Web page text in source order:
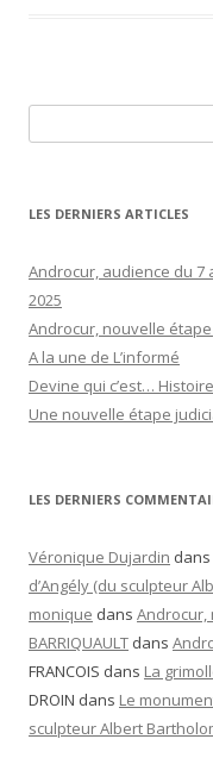
LES DERNIERS ARTICLES
Androcur, audience du 7
2025
Androcur, nouvelle
A la une de L’informé
Devine qui c’est…
Une nouvelle étape
LES DERNIERS
Véronique Dujardin dans
d’Angély (du sculpteur
monique dans Androcur,
BARRIQUAULT dans
FRANCOIS dans La
DROIN dans Le
sculpteur Albert